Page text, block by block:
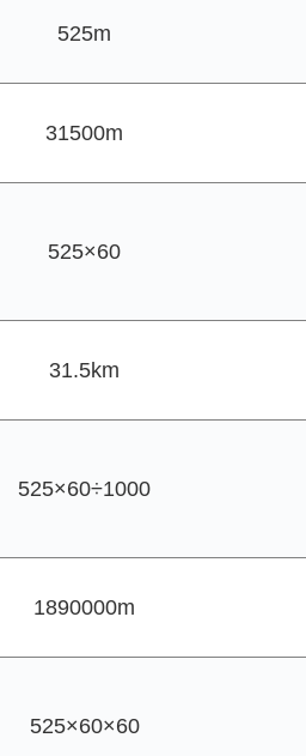
525m
31500m
525×60
31.5km
525×60÷1000
1890000m
525×60×60